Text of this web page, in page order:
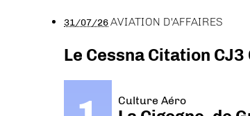
31/07/26AVIATION D'AFFAIRES
Le Cessna Citation
Culture Aéro